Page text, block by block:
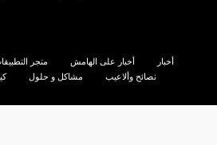
أخبار أخبار على الهامش متجر
نصائح وألاعيب
مشاكل و حلول